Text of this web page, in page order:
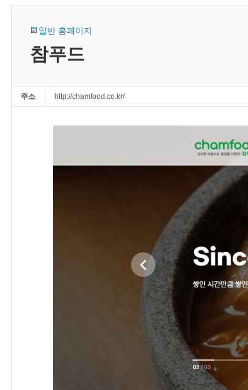
일반 홈페이지
참푸드
주소 http://chamfood.co.kr/